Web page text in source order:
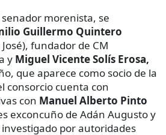
morenista, se
Guillermo Quintero
fundador de CM
y Miguel Vicente Solís Erosa,
que aparece como socio de la
consorcio cuenta con
con Manuel Alberto Pinto
exconcuño de Adán Augusto y
por autoridades